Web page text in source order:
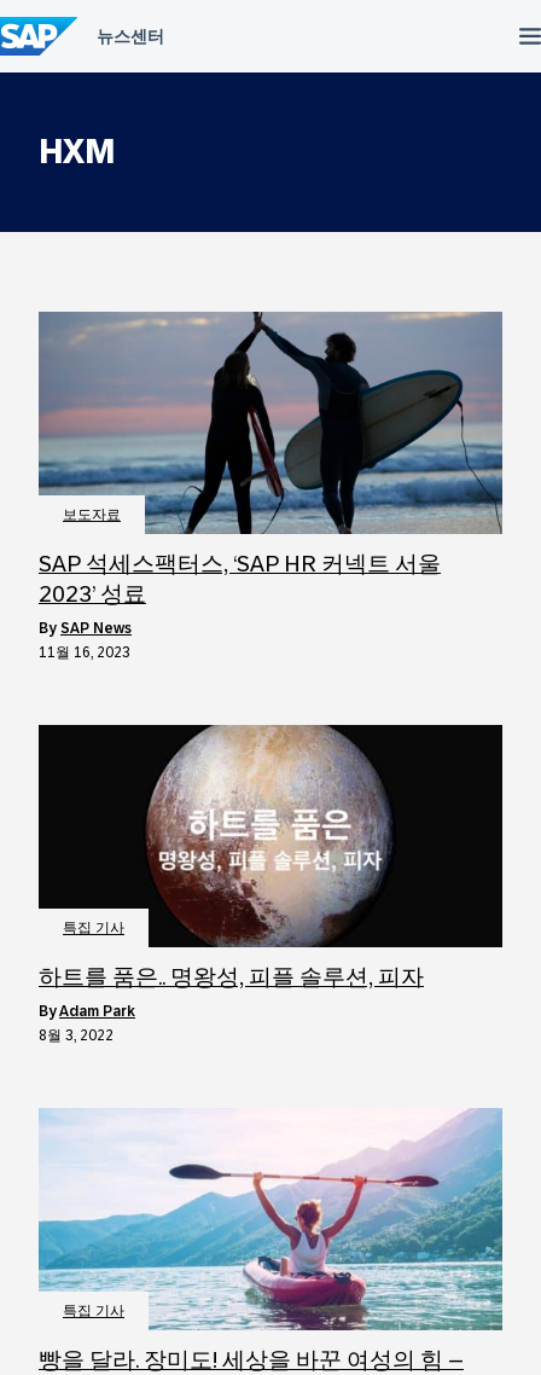
텐
츠
건
HXM
보도자료
SAP 석세스팩터스, ‘SAP HR 커넥트 서울
2023’ 성료
by SAP News
11월 16, 2023
특집 기사
하트를 품은.. 명왕성, 피플 솔루션, 피자
byAdam Park
8월 3, 2022
특집 기사
빵을 달라. 장미도! 세상을 바꾼 여성의 힘 –